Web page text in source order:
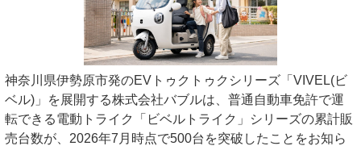
神奈川県伊勢原市発のEVトゥクトゥクシリーズ「VIVEL(ビ
ベル)」を展開する株式会社バブルは、普通自動車免許で運
転できる電動トライク「ビベルトライク」シリーズの累計販
売台数が、2026年7月時点で500台を突破したことをお知ら